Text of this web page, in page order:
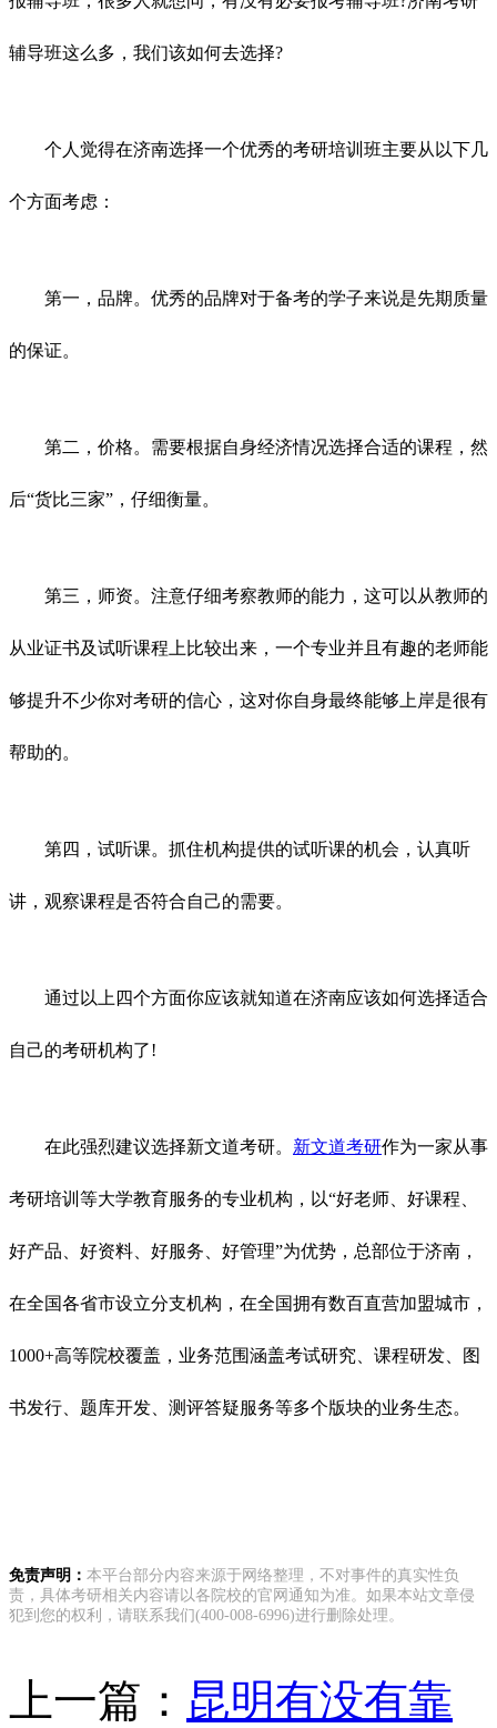
辅导班这么多，我们该如何去选择?
个人觉得在济南选择一个优秀的考研培训班主要从以下几
个方面考虑：
第一，品牌。优秀的品牌对于备考的学子来说是先期质量
的保证。
第二，价格。需要根据自身经济情况选择合适的课程，然
后“货比三家”，仔细衡量。
第三，师资。注意仔细考察教师的能力，这可以从教师的
从业证书及试听课程上比较出来，一个专业并且有趣的老师能
够提升不少你对考研的信心，这对你自身最终能够上岸是很有
帮助的。
第四，试听课。抓住机构提供的试听课的机会，认真听
讲，观察课程是否符合自己的需要。
通过以上四个方面你应该就知道在济南应该如何选择适合
自己的考研机构了!
在此强烈建议选择新文道考研。 新文道考研作为一家从事
考研培训等大学教育服务的专业机构，以“好老师、好课程、
好产品、好资料、好服务、好管理”为优势，总部位于济南，
在全国各省市设立分支机构，在全国拥有数百直营加盟城市，
1000+高等院校覆盖，业务范围涵盖考试研究、课程研发、图
书发行、题库开发、测评答疑服务等多个版块的业务生态。
免责声明： 本平台部分内容来源于网络整理，不对事件的真实性负
责，具体考研相关内容请以各院校的官网通知为准。如果本站文章侵
犯到您的权利，请联系我们(400-008-6996)进行删除处理。
上一篇： 昆明有没有靠